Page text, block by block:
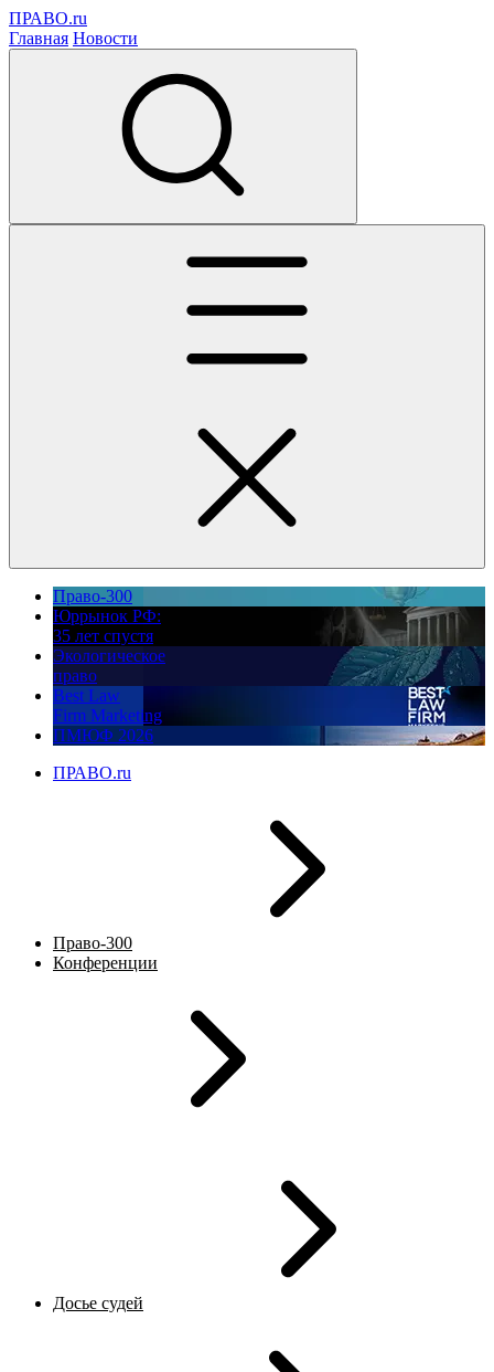
ПРАВО.ru
Главная Новости
Право-300
Юррынок РФ:
35 лет спустя
Экологическое
право
Best Law
Firm Marketing
ПМЮФ 2026
ПРАВО.ru
Право-300
Конференции
Досье судей